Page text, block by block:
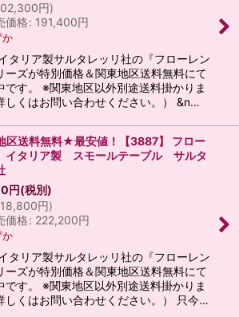
円)
価格: 191,400円
か
タリア製サルタレッリ社の『フローレン
ーズが特別価格＆関東地区送料無料にて
です。 ※関東地区以外別途送料掛かりま
しくはお問い合わせください。） &n…
区送料無料★最安値！【3887】 フロー
タリア製 スモールテーブル サルタ
円(税別)
円)
価格: 222,200円
か
タリア製サルタレッリ社の『フローレン
ーズが特別価格＆関東地区送料無料にて
です。 ※関東地区以外別途送料掛かりま
しくはお問い合わせください。） 只今…